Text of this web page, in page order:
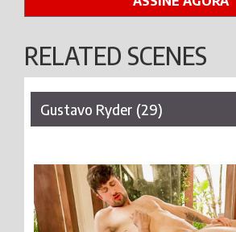
RELATED SCENES
Gustavo Ryder (29)